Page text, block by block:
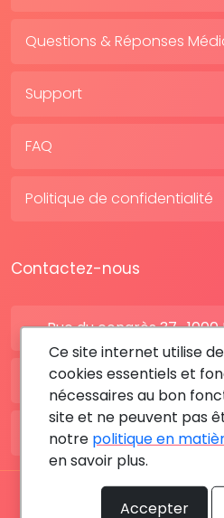
Questions & Réponses
Support
FAQ
Politique de confidentialité
Contactez-nous
Rue du congrès 37 ,
BE: +32 28080227
FR: +33 183642895
Tous les droits sont réservés
Ce site internet utilise
cookies essentiels et
nécessaires au bon
site et ne peuvent pas
notre politique en
en savoir plus.
Accepter